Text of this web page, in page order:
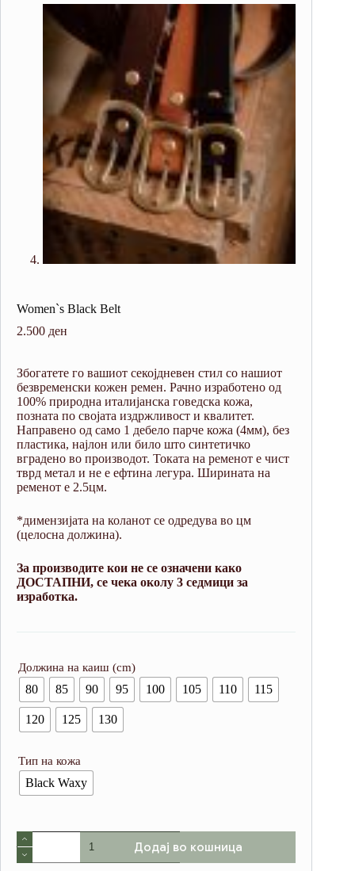
Women`s Black Belt
2.500 ден
Збогатете го вашиот секојдневен стил со нашиот
безвременски кожен ремен. Рачно изработено од
100% природна италијанска говедска кожа,
позната по својата издржливост и квалитет.
Направено од само 1 дебело парче кожа (4мм), без
пластика, најлон или било што синтетичко
вградено во производот. Токата на ременот е чист
тврд метал и не е ефтина легура. Ширината на
ременот е 2.5цм.
*димензијата на коланот се одредува во цм
(целосна должина).
За производите кои не се означени како
ДОСТАПНИ, се чека околу 3 седмици за
изработка.
Должина на каиш (cm)
80 85 90 95 100 105 110 115
120 125 130
Тип на кожа
Black Waxy
Women`s
Black
Belt
Додај во кошница